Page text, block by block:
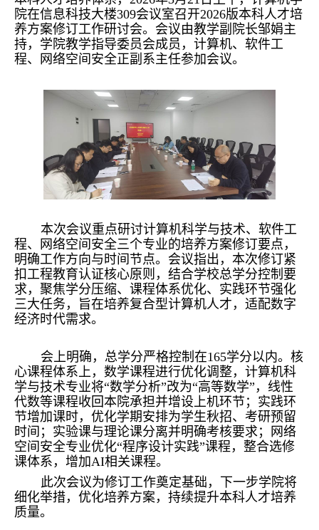
院在信息科技大楼309会议室召开2026版本科人才培
养方案修订工作研讨会。会议由教学副院长邹娟主
持，学院教学指导委员会成员，计算机、软件工
程、网络空间安全正副系主任参加会议。
本次会议重点研讨计算机科学与技术、软件工
程、网络空间安全三个专业的培养方案修订要点，
明确工作方向与时间节点。会议指出，本次修订紧
扣工程教育认证核心原则，结合学校总学分控制要
求，聚焦学分压缩、课程体系优化、实践环节强化
三大任务，旨在培养复合型计算机人才，适配数字
经济时代需求。
会上明确，总学分严格控制在165学分以内。核
心课程体系上，数学课程进行优化调整，计算机科
学与技术专业将“数学分析”改为“高等数学”，线性
代数等课程收回本院承担并增设上机环节；实践环
节增加课时，优化学期安排为学生秋招、考研预留
时间；实验课与理论课分离并明确考核要求；网络
空间安全专业优化“程序设计实践”课程，整合选修
课体系，增加AI相关课程。
此次会议为修订工作奠定基础，下一步学院将
细化举措，优化培养方案，持续提升本科人才培养
质量。